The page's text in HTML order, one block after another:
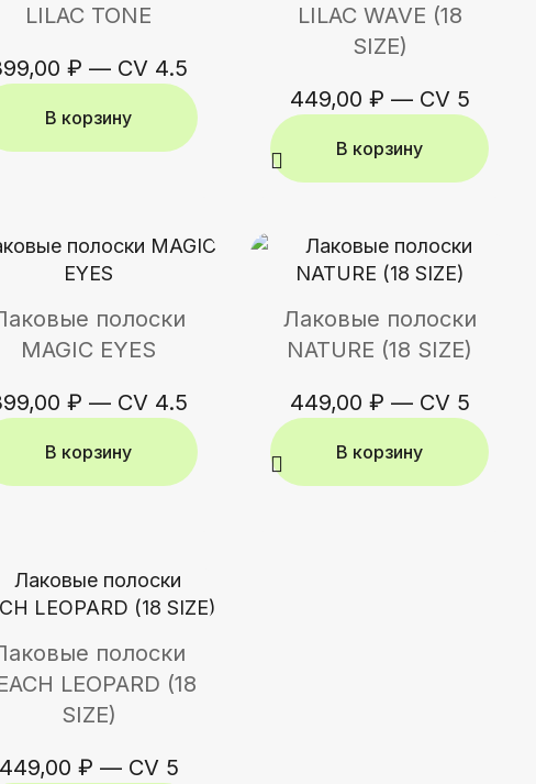
LILAC TONE
₽ — CV 4.5
В корзину
LILAC WAVE (18
SIZE)
449,00 ₽ — CV 5
В корзину
полоски
MAGIC EYES
₽ — CV 4.5
В корзину
Лаковые полоски
NATURE (18 SIZE)
449,00 ₽ — CV 5
В корзину
полоски
LEOPARD (18
SIZE)
449,00 ₽ — CV 5